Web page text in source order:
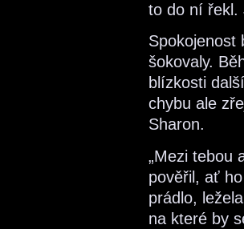
to do ní řekl.
Spokojenost
šokovaly.
blízkosti
chybu ale
Sharon.
„Mezi tebou
pověřil, ať
prádlo,
na které by